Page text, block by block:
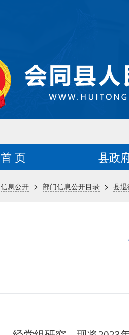
首 页 县政
信息公开 > 部门信息公开目录 > 县